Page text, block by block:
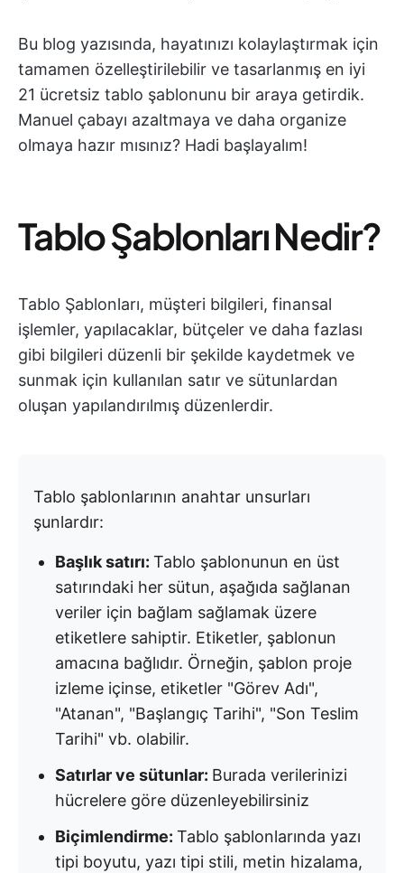
Bu blog yazısında, hayatınızı kolaylaştırmak için
tamamen özelleştirilebilir ve tasarlanmış en iyi
21 ücretsiz tablo şablonunu bir araya getirdik.
Manuel çabayı azaltmaya ve daha organize
olmaya hazır mısınız? Hadi başlayalım!
Tablo Şablonları Nedir?
Tablo Şablonları, müşteri bilgileri, finansal
işlemler, yapılacaklar, bütçeler ve daha fazlası
gibi bilgileri düzenli bir şekilde kaydetmek ve
sunmak için kullanılan satır ve sütunlardan
oluşan yapılandırılmış düzenlerdir.
Tablo şablonlarının anahtar unsurları
şunlardır:
Başlık satırı: Tablo şablonunun en üst
satırındaki her sütun, aşağıda sağlanan
veriler için bağlam sağlamak üzere
etiketlere sahiptir. Etiketler, şablonun
amacına bağlıdır. Örneğin, şablon proje
izleme içinse, etiketler "Görev Adı",
"Atanan", "Başlangıç Tarihi", "Son Teslim
Tarihi" vb. olabilir.
Satırlar ve sütunlar: Burada verilerinizi
hücrelere göre düzenleyebilirsiniz
Biçimlendirme: Tablo şablonlarında yazı
tipi boyutu, yazı tipi stili, metin hizalama,